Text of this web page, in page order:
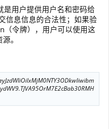
是用户提供用户名和密码给
信息信息的合法性；如果验
（令牌），用户可以使用这
。